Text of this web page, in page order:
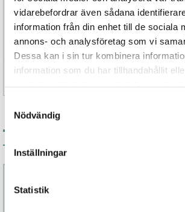
vidarebefordrar även sådana
information från din enhet till de sociala
annons- och analysföretag som vi
Dessa kan i sin tur kombinera
information som du har tillhandahållit
Nödvändig
Inställningar
Statistik
En perfekt modell för dig som är
Womanizers värld – där varje puls
att väcka känsla, närvaro och
Specifikation
Associerade